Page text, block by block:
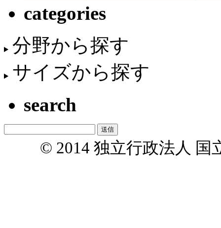
categories
分野から探す
サイズから探す
search
© 2014 独立行政法人 国